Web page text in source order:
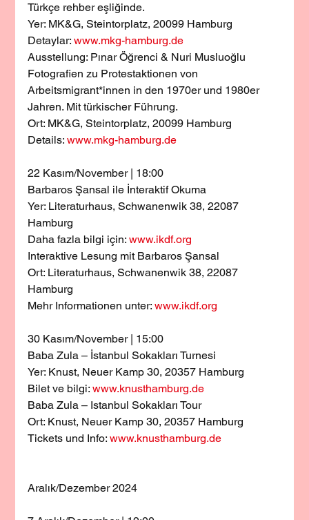
Türkçe rehber eşliğinde.
Yer: MK&G, Steintorplatz, 20099 Hamburg
Detaylar: www.mkg-hamburg.de
Ausstellung: Pınar Öğrenci & Nuri Musluoğlu
Fotografien zu Protestaktionen von
Arbeitsmigrant*innen in den 1970er und 1980er
Jahren. Mit türkischer Führung.
Ort: MK&G, Steintorplatz, 20099 Hamburg
Details: www.mkg-hamburg.de
22 Kasım/November | 18:00
Barbaros Şansal ile İnteraktif Okuma
Yer: Literaturhaus, Schwanenwik 38, 22087
Hamburg
Daha fazla bilgi için: www.ikdf.org
Interaktive Lesung mit Barbaros Şansal
Ort: Literaturhaus, Schwanenwik 38, 22087
Hamburg
Mehr Informationen unter: www.ikdf.org
30 Kasım/November | 15:00
Baba Zula – İstanbul Sokakları Turnesi
Yer: Knust, Neuer Kamp 30, 20357 Hamburg
Bilet ve bilgi: www.knusthamburg.de
Baba Zula – Istanbul Sokakları Tour
Ort: Knust, Neuer Kamp 30, 20357 Hamburg
Tickets und Info: www.knusthamburg.de
Aralık/Dezember 2024